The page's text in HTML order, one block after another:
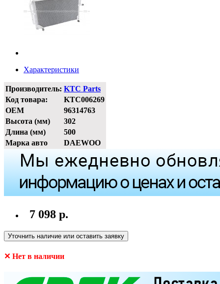
Характеристики
Производитель: KTC Parts
Код товара:
KTC006269
OEM
96314763
Высота (мм)
302
Длина (мм)
500
Марка авто
DAEWOO
7 098 р.
Уточнить наличие или оставить заявку
✕ Нет в наличии